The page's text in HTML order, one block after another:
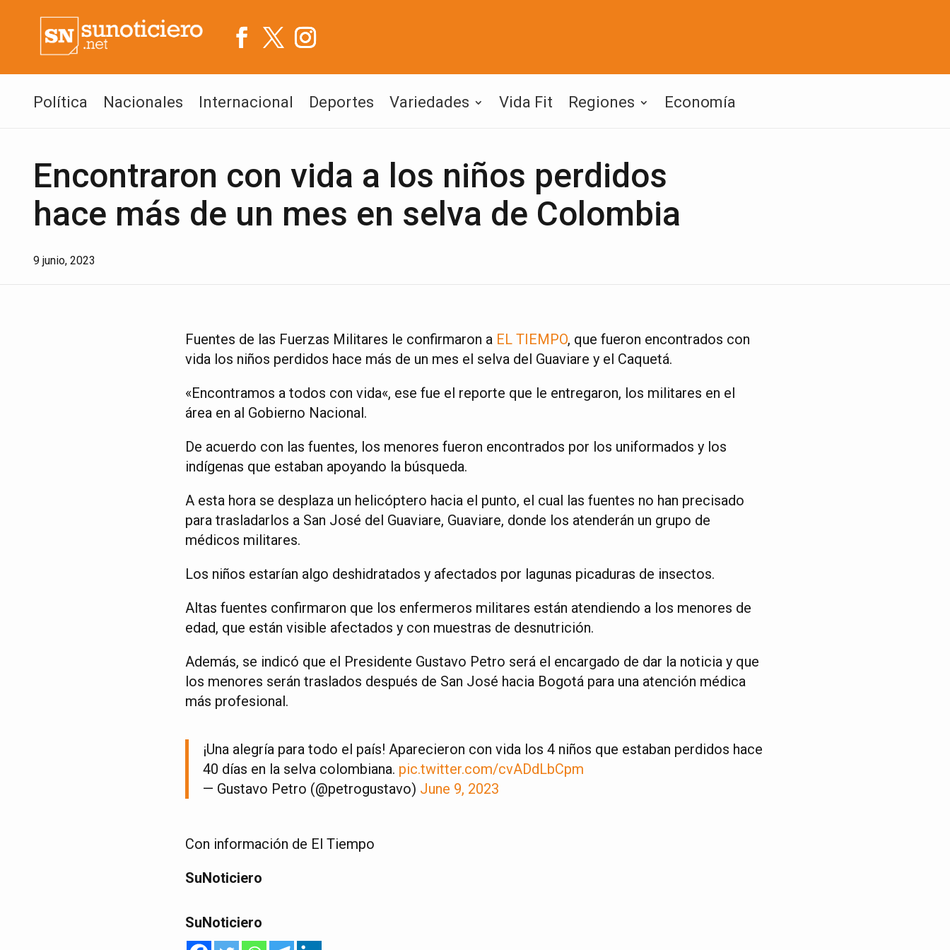
Política Nacionales Internacional Deportes Variedades Vida Fit Regiones Economía
Encontraron con vida a los niños perdidos
hace más de un mes en selva de Colombia
9 junio, 2023
Fuentes de las Fuerzas Militares le confirmaron a EL TIEMPO, que fueron encontrados con
vida los niños perdidos hace más de un mes el selva del Guaviare y el Caquetá.
«Encontramos a todos con vida«, ese fue el reporte que le entregaron, los militares en el
área en al Gobierno Nacional.
De acuerdo con las fuentes, los menores fueron encontrados por los uniformados y los
indígenas que estaban apoyando la búsqueda.
A esta hora se desplaza un helicóptero hacia el punto, el cual las fuentes no han precisado
para trasladarlos a San José del Guaviare, Guaviare, donde los atenderán un grupo de
médicos militares.
Los niños estarían algo deshidratados y afectados por lagunas picaduras de insectos.
Altas fuentes confirmaron que los enfermeros militares están atendiendo a los menores de
edad, que están visible afectados y con muestras de desnutrición.
Además, se indicó que el Presidente Gustavo Petro será el encargado de dar la noticia y que
los menores serán traslados después de San José hacia Bogotá para una atención médica
más profesional.
¡Una alegría para todo el país! Aparecieron con vida los 4 niños que estaban perdidos hace
40 días en la selva colombiana. pic.twitter.com/cvADdLbCpm
— Gustavo Petro (@petrogustavo) June 9, 2023
Con información de El Tiempo
SuNoticiero
SuNoticiero